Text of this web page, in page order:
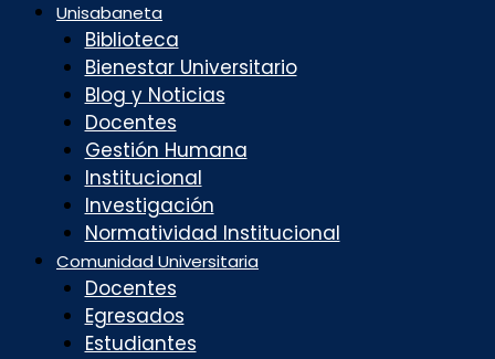
Unisabaneta
Biblioteca
Bienestar Universitario
Blog y Noticias
Docentes
Gestión Humana
Institucional
Investigación
Normatividad Institucional
Comunidad Universitaria
Docentes
Egresados
Estudiantes